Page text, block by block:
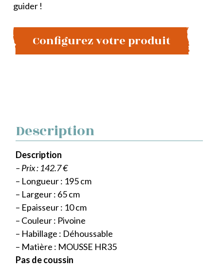
guider !
Configurez votre produit
Description
Description
– Prix : 142.7 €
– Longueur : 195 cm
– Largeur : 65 cm
– Epaisseur : 10 cm
– Couleur : Pivoine
– Habillage : Déhoussable
– Matière : MOUSSE HR35
Pas de coussin